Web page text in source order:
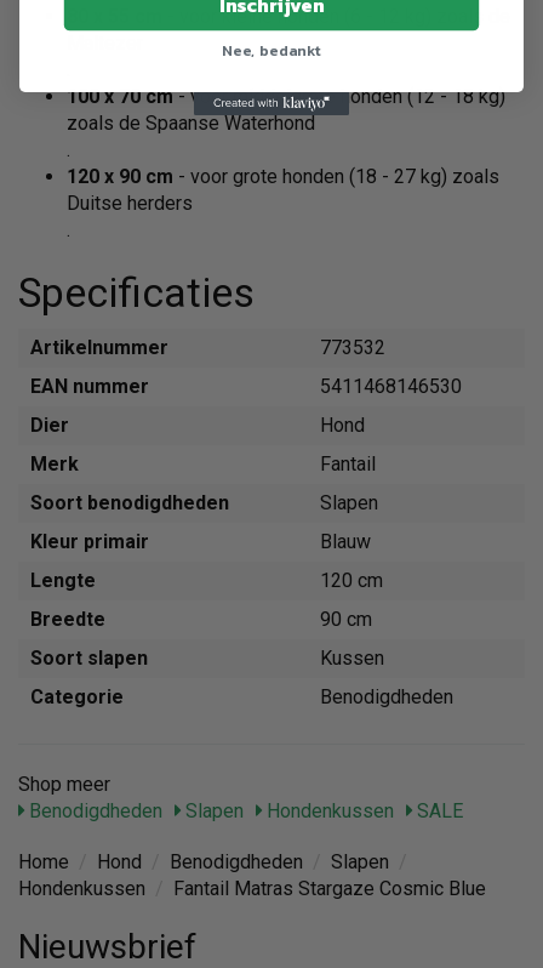
- voor kleine honden (6 - 12 kg) zoals de
100 x 70 cm- voor middelgrote honden (12 - 18 kg)
zoals de Spaanse Waterhond
.
120 x 90 cm - voor grote honden (18 - 27 kg) zoals
Duitse herders
.
Specificaties
Artikelnummer
773532
EAN nummer
5411468146530
Dier
Hond
Merk
Fantail
Soort benodigdheden
Slapen
Kleur primair
Blauw
Lengte
120 cm
Breedte
90 cm
Soort slapen
Kussen
Categorie
Benodigdheden
Shop meer
Benodigdheden
Slapen Hondenkussen SALE
Home Hond Benodigdheden Slapen
Hondenkussen
Fantail Matras Stargaze Cosmic Blue
Nieuwsbrief
Nee, bedankt